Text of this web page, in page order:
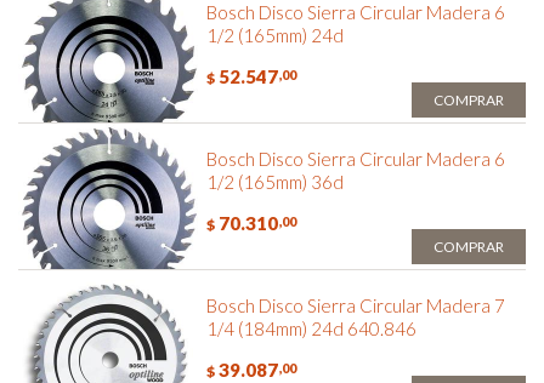
Bosch Disco Sierra Circular Madera 6
1/2 (165mm) 24d
$ 52.547,00
COMPRAR
Bosch Disco Sierra Circular Madera 6
1/2 (165mm) 36d
$ 70.310,00
COMPRAR
Bosch Disco Sierra Circular Madera 7
1/4 (184mm) 24d 640.846
$ 39.087,00